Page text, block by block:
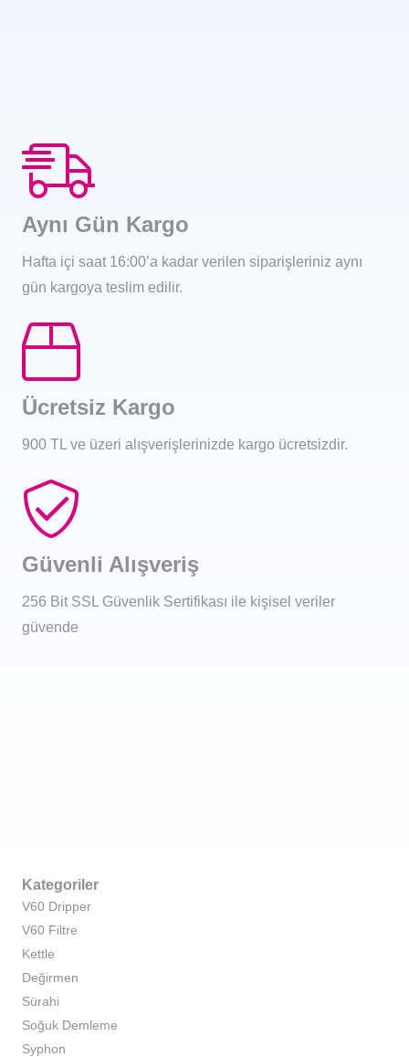
Aynı Gün Kargo
Hafta içi saat 16:00’a kadar verilen siparişleriniz aynı
gün kargoya teslim edilir.
Ücretsiz Kargo
900 TL ve üzeri alışverişlerinizde kargo ücretsizdir.
Güvenli Alışveriş
256 Bit SSL Güvenlik Sertifikası ile kişisel veriler
güvende
Kategoriler
V60 Dripper
V60 Filtre
Kettle
Değirmen
Sürahi
Soğuk Demleme
Syphon